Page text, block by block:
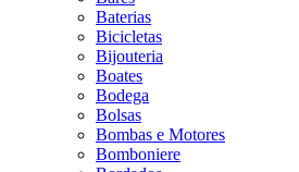
Baterias
Bicicletas
Bijouteria
Boates
Bodega
Bolsas
Bombas e Motores
Bomboniere